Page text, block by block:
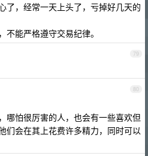
了，经常一天上头了，亏掉好几天的
能严格遵守交易纪律。
79
80
哪怕很厉害的人，也会有一些喜欢但
们会在其上花费许多精力，同时可以